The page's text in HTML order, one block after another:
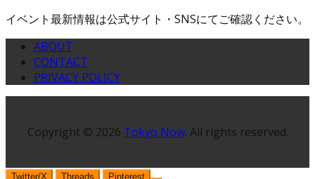
イベント最新情報は公式サイト・SNSにてご確認ください。
ABOUT
CONTACT
PRIVACY POLICY
Copyright © 2026 Tokyo Now. All rights reserved.
Twitter/X Threads
Pinterest